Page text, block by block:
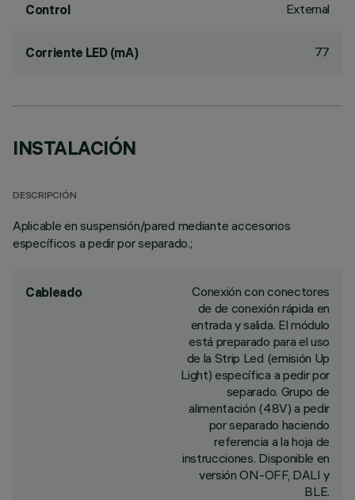
Control External
Corriente LED (mA) 77
INSTALACIÓN
DESCRIPCIÓN
Aplicable en suspensión/pared mediante accesorios
específicos a pedir por separado.;
Cableado
Conexión con conectores
de de conexión rápida en
entrada y salida. El módulo
está preparado para el uso
de la Strip Led (emisión Up
Light) específica a pedir por
separado. Grupo de
alimentación (48V) a pedir
por separado haciendo
referencia a la hoja de
instrucciones. Disponible en
versión ON-OFF, DALI y
BLE.